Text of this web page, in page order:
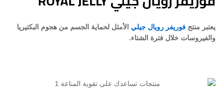
يعتبر منتج فوريفر رويال جيلي الأمثل لحماية الجسم من هجوم البكتيريا
والفيروسات خلال فترة الشتاء.